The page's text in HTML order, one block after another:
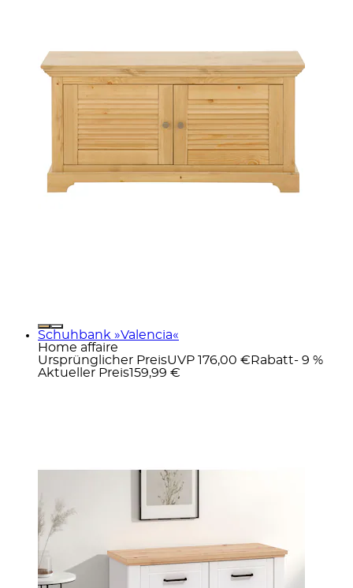
Schuhbank »Valencia«
Home affaire
Ursprünglicher PreisUVP 176,00 € Rabatt- 9 %
Aktueller Preis159,99 €